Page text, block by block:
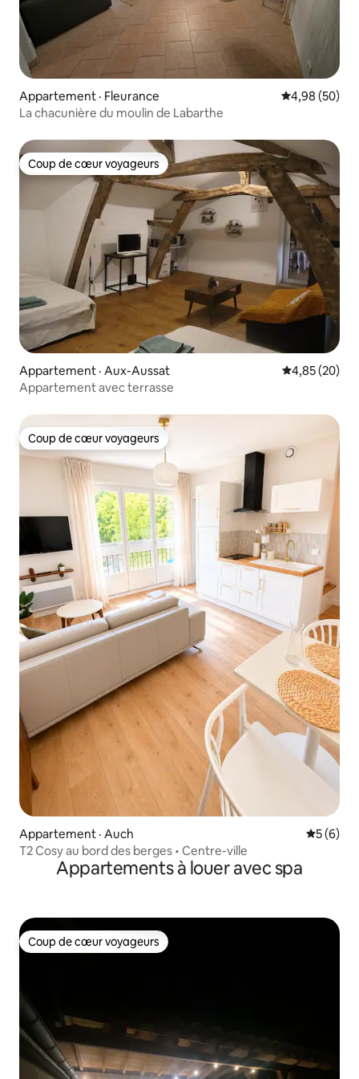
Appartement · Fleurance Note
4,98 (50)
La chacunière du moulin de Labarthe
Coup de cœur voyageurs
Coup de cœur voyageurs
Appartement · Aux-Aussat Note
4,85 (20)
Appartement avec terrasse
Coup de cœur voyageurs
Coup de cœur voyageurs
Appartement · Auch Note
5 (6)
T2 Cosy au bord des berges • Centre-ville
Appartements à louer avec spa
Coup de cœur voyageurs
Coup de cœur voyageurs